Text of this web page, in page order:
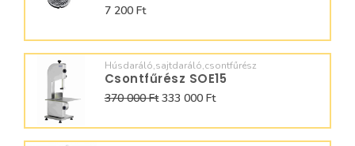
7 200 Ft
Húsdaráló,sajtdaráló,csontfűrész
Csontfűrész SOE15
370 000 Ft333 000 Ft